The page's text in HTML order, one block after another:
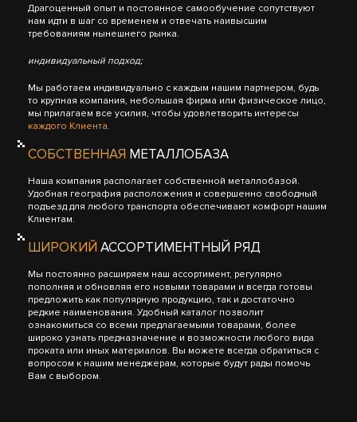
Драгоценный опыт и постоянное самообучение сопутствуют
нам идти в шаг со временем и отвечать наивысшим
требованиям нынешнего рынка.
индивидуальный подход;
Мы работаем индивидуально с каждым нашим партнером, будь
то крупная компания, небольшая фирма или физическое лицо,
мы прилагаем все усилия, чтобы удовлетворить интересы
каждого Клиента.
СОБСТВЕННАЯ МЕТАЛЛОБАЗА
Наша компания располагает собственной металлобазой.
Удобная география расположения и совершенно свободный
подъезд для любого транспорта обеспечивают комфорт нашим
Клиентам.
ШИРОКИЙ АССОРТИМЕНТНЫЙ РЯД
Мы постоянно расширяем наш ассортимент, регулярно
пополняя и обновляя его новыми товарами и всегда готовы
предложить как популярную продукцию, так и достаточно
редкие наименования. Удобный каталог позволит
ознакомиться со всеми предлагаемыми товарами, более
широко узнать предназначение и возможности любого вида
проката или иных материалов. Вы можете всегда обратиться с
вопросом к нашим менеджерам, которые будут рады помочь
Вам с выбором.